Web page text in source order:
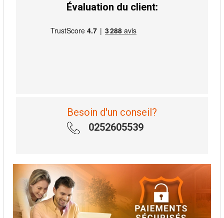
Évaluation du client:
Besoin d'un conseil?
0252605539